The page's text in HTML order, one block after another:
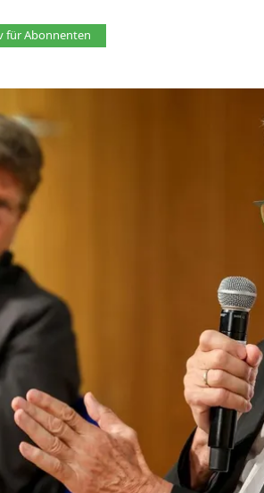
vorlesen
für Abonnenten